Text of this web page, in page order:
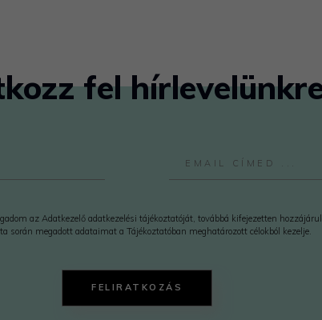
fel
az Adatkezelő adatkezelési tájékoztatóját, továbbá kifejezetten
során megadott adataimat a Tájékoztatóban meghatározott célokból kezelje.
FELIRATKOZÁS